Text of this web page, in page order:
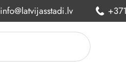
info@latvijasstadi.lv